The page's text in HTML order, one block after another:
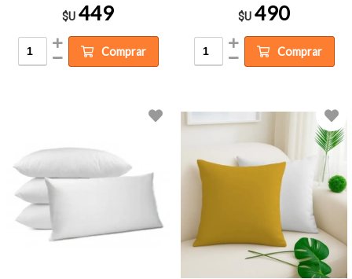
$U 449
Comprar
$U 490
Comprar